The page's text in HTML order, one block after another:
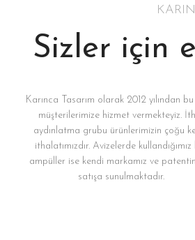
Sizler için
Karınca Tasarım olarak 2012 yılından
müşterilerimize hizmet vermekteyiz.
aydınlatma grubu ürünlerimizin çoğu
ithalatımızdır. Avizelerde kullandığımız
ampüller ise kendi markamız ve
satışa sunulmaktadır.